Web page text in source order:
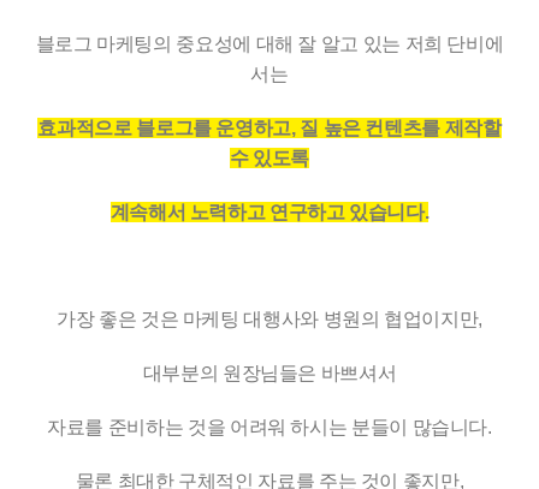
블로그 마케팅의 중요성에 대해 잘 알고 있는 저희 단비에
서는
효과적으로 블로그를 운영하고, 질 높은 컨텐츠를 제작할
수 있도록
계속해서 노력하고 연구하고 있습니다.
가장 좋은 것은 마케팅 대행사와 병원의 협업이지만,
대부분의 원장님들은 바쁘셔서
자료를 준비하는 것을 어려워 하시는 분들이 많습니다.
물론 최대한 구체적인 자료를 주는 것이 좋지만,